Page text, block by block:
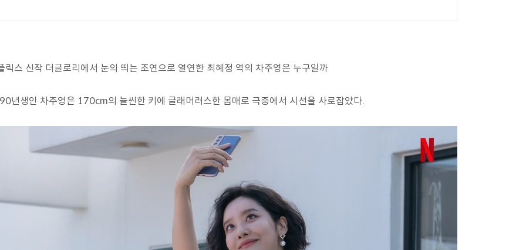
릭스 신작 더글로리에서 눈의 띄는 조연으로 열연한 최혜정 역의 차주영은 누구일까
년생인 차주영은 170cm의 늘씬한 키에 글래머러스한 몸매로 극중에서 시선을 사로잡았다.